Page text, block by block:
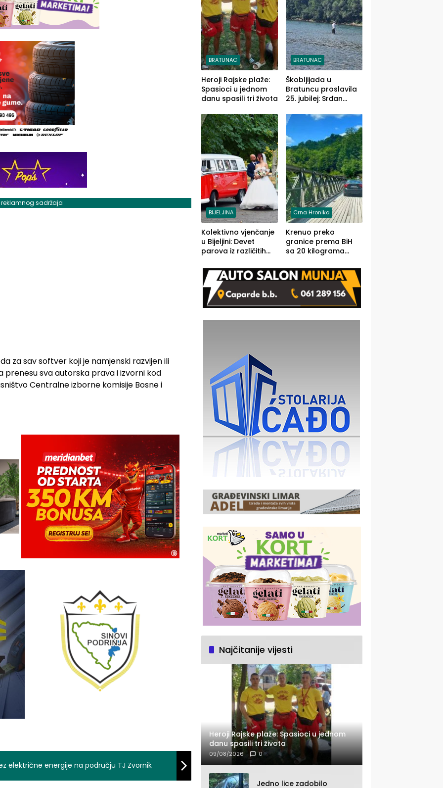
reklamnog sadržaja
za sav softver koji je namjenski razvijen ili
sva autorska prava i izvorni kod
Centralne izborne komisije Bosne i
električne energije na području TJ Zvornik
BRATUNAC
Heroji Rajske plaže:
Spasioci u jednom
danu spasili tri života
BRATUNAC
Škobljijada u
Bratuncu proslavila
25. jubilej: Srđan
ulovom od 2.040
grama (FOTO)
BIJELJINA
Kolektivno vjenčanje
u Bijeljini: Devet
parova iz različitih
izgovorilo
sudbonosno da
Crna Hronika
Krenuo preko
granice prema BiH
sa 20 kilograma
u automobilu
Najčitanije vijesti
Heroji Rajske plaže: Spasioci u jednom
danu spasili tri života
09/08/2026 0
Jedno lice zadobilo